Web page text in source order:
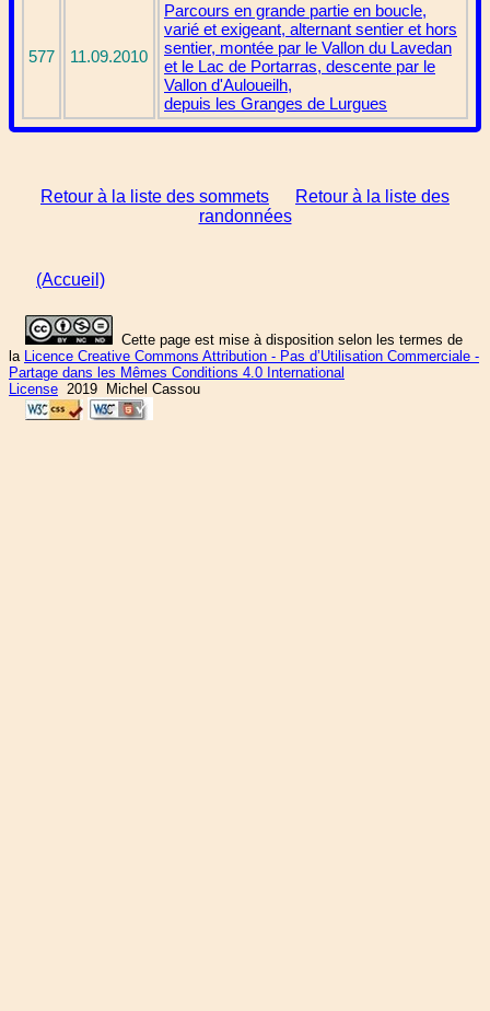
577 11.09.2010
Parcours en grande partie en boucle,
varié et exigeant, alternant sentier et hors
sentier, montée par le Vallon du Lavedan
et le Lac de Portarras, descente par le
Vallon d'Auloueilh,
depuis les Granges de Lurgues
Retour à la liste des sommets
Retour à la liste des
randonnées
(Accueil)
Cette page est mise à disposition selon les termes de
la Licence Creative Commons Attribution - Pas d’Utilisation Commerciale -
Partage dans les Mêmes Conditions 4.0 International
License 2019 Michel Cassou